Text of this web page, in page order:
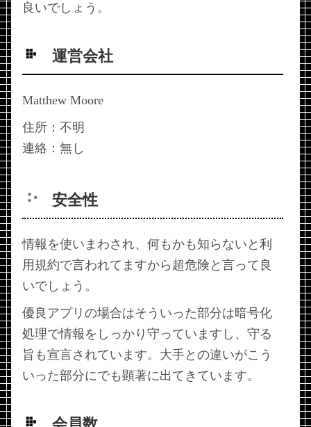
良いでしょう。
運営会社
Matthew Moore
住所：不明
連絡：無し
安全性
情報を使いまわされ、何もかも知らないと利
用規約で言われてますから超危険と言って良
いでしょう。
優良アプリの場合はそういった部分は暗号化
処理で情報をしっかり守っていますし、守る
旨も宣言されています。大手との違いがこう
いった部分にでも顕著に出てきています。